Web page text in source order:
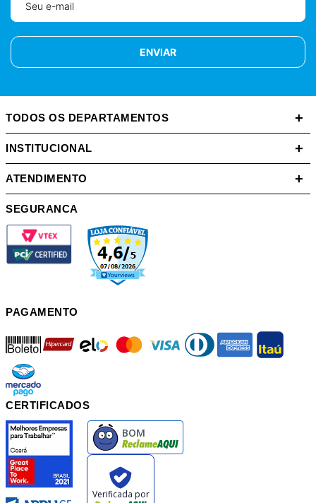
ENVIAR
TODOS OS DEPARTAMENTOS +
INSTITUCIONAL +
ATENDIMENTO +
SEGURANCA
PAGAMENTO
boleto mastercard diners american itau
mercadopago
CERTIFICADOS